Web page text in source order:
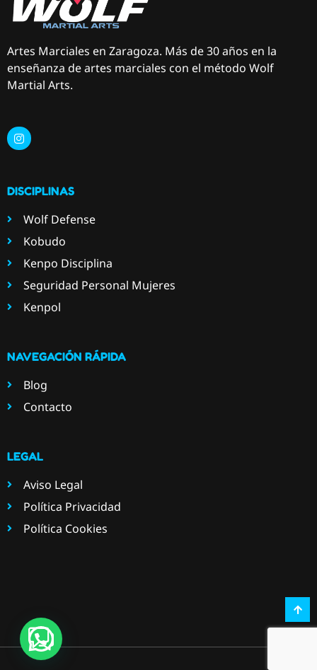
Artes Marciales en Zaragoza. Más de 30 años en la
enseñanza de artes marciales con el método Wolf
Martial Arts.
DISCIPLINAS
Wolf Defense
Kobudo
Kenpo Disciplina
Seguridad Personal Mujeres
Kenpol
NAVEGACIÓN RÁPIDA
Blog
Contacto
LEGAL
Aviso Legal
Política Privacidad
Política Cookies